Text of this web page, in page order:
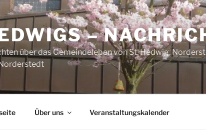
–
über das Gemeindeleben von St. Hedwig,
Über uns Veranstaltungskalender